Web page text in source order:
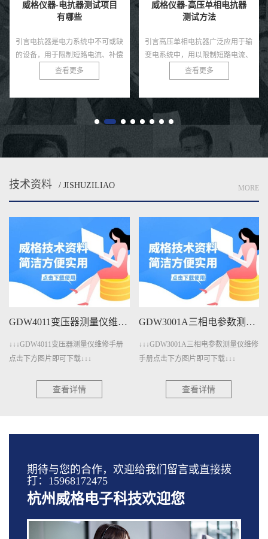
威格仪器-电抗器测试项目
有哪些
引言电抗器是电力系统中不可或缺
的设备，用于限制短路电流、补偿
无功功率和滤除谐波，广泛应用于
变电站、输配电网络和工业电力系
查看更多
威格仪器-高压单相电抗器
测试方法
引言高压单相电抗器广泛应用于输
变电系统中，用以限制短路电流、
滤除谐波、稳定系统电压等。由于
其运行环境电压等级较高、电气绝
经...
查看更多
技术资料 / JISHUZILIAO MORE
GDW4011变压器测量仪维修手册下载
↓↓↓GDW4011变压器测量仪维修手册
点击下方图片即可下载↓↓↓
查看详情
GDW3001A三相电参数测量仪维修手册下载
↓↓↓GDW3001A三相电参数测量仪维修
手册点击下方图片即可下载↓↓↓
查看详情
期待与您的合作，欢迎给我们留言或直接拨
打：15968172475
杭州威格电子科技欢迎您